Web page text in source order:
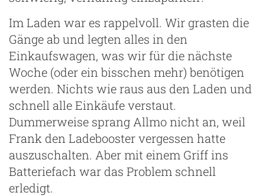
Im Laden war es rappelvoll. Wir grasten die
Gänge ab und legten alles in den
Einkaufswagen, was wir für die nächste
Woche (oder ein bisschen mehr) benötigen
werden. Nichts wie raus aus den Laden und
schnell alle Einkäufe verstaut.
Dummerweise sprang Allmo nicht an, weil
Frank den Ladebooster vergessen hatte
auszuschalten. Aber mit einem Griff ins
Batteriefach war das Problem schnell
erledigt.